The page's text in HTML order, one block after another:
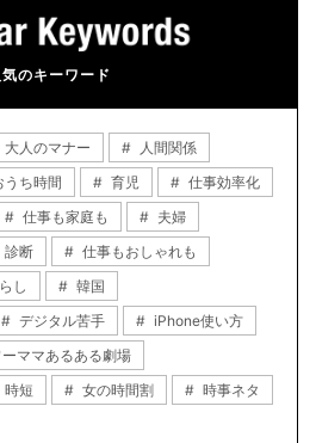
気のキーワード
大人のマナー
人間関係
うち時間 育児
仕事効率化
仕事も家庭も
夫婦
診断
仕事もおしゃれも
し
韓国
デジタル苦手
iPhone使い方
ママあるある劇場
時短 女の時間割
時事ネタ